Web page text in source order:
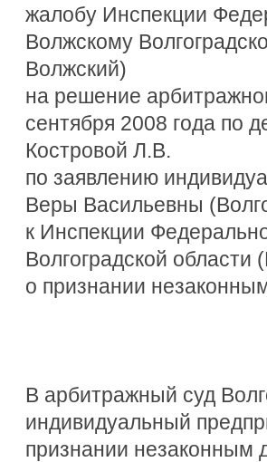
жалобу Инспекции
Волжскому
Волжский)
на решение
сентября 2008 года по
Костровой Л.В.
по заявлению
Веры Васильевны
к Инспекции
Волгоградской области
о признании
В арбитражный суд
индивидуальный
признании незаконным